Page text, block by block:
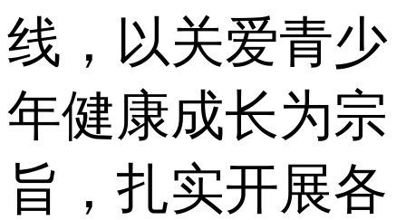
线，以关爱青少
年健康成长为宗
旨，扎实开展各